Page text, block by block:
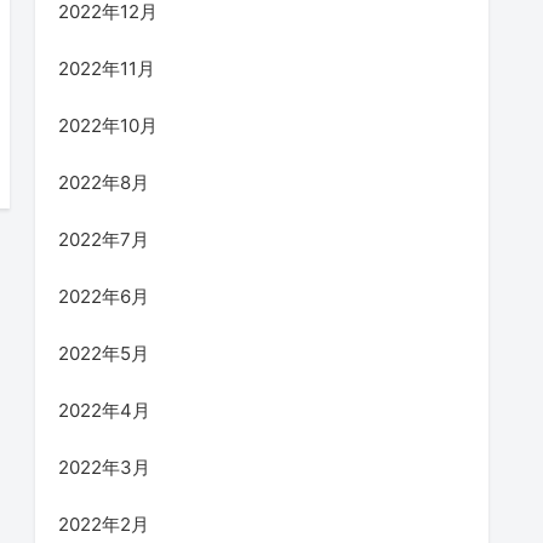
2022年12月
2022年11月
2022年10月
2022年8月
2022年7月
2022年6月
2022年5月
2022年4月
2022年3月
2022年2月